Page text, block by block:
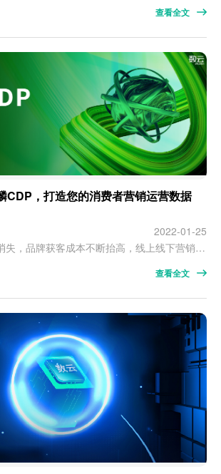
查看全文
CDP，打造您的消费者营销运营数据
2022-01-25
随着线上流量红利消失，品牌获客成本不断抬高，线上线下营销渠道也空前多样化，消费者数据分布在不同平台、不同系统中。品牌无法完整洞悉消费者数据，无法从海量数据中建立不同渠道消费者间的联系，无法真正全面了解消费者，纷繁杂乱的数据成了摆设，无法为决策提供有效支撑。如何快速赋能企业打造消费者运营数据大脑？这是数云麒麟CDP一直在做的事。数云麒麟CDP究竟有哪些硬核能力？一图读懂 ↓
查看全文